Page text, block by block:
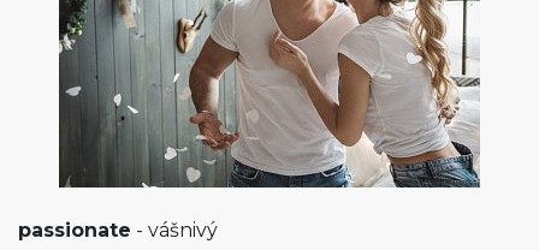
passionate - vášnivý